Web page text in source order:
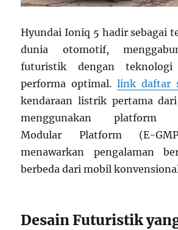
Hyundai Ioniq 5 hadir sebagai
dunia otomotif,
futuristik dengan
performa optimal.link daftar
kendaraan listrik pertama
menggunakan platform
Modular Platform (E-
menawarkan pengalaman
berbeda dari mobil
Desain Futuristik